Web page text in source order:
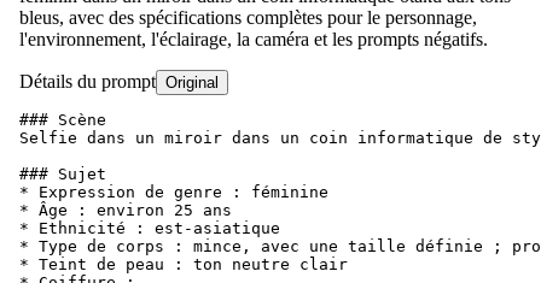
bleus, avec des spécifications complètes pour le personnage,
l'environnement, l'éclairage, la caméra et les prompts négatifs.
Détails du prompt Original
### Scène
Selfie dans un miroir dans un coin informatique de
### Sujet
* Expression de genre : féminine
* Âge : environ 25 ans
* Ethnicité : est-asiatique
* Type de corps : mince, avec une taille définie ;
* Teint de peau : ton neutre clair